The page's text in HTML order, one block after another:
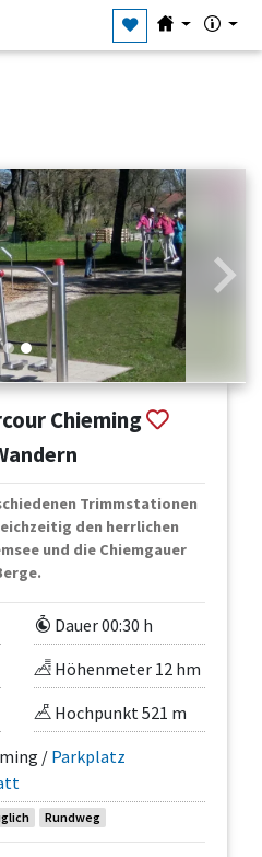
Chieming
Trimmstationen
den herrlichen
und die Chiemgauer
Dauer 00:30 h
Höhenmeter 12 hm
Hochpunkt 521 m
/ Parkplatz
Rundweg